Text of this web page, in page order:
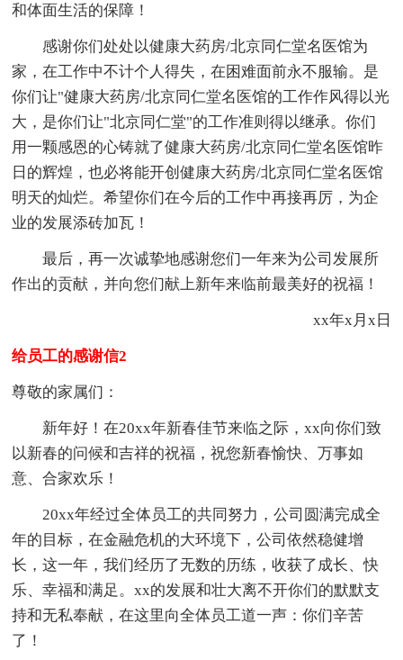
和体面生活的保障！
感谢你们处处以健康大药房/北京同仁堂名医馆为
家，在工作中不计个人得失，在困难面前永不服输。是
你们让"健康大药房/北京同仁堂名医馆的工作作风得以光
大，是你们让"北京同仁堂"的工作准则得以继承。你们
用一颗感恩的心铸就了健康大药房/北京同仁堂名医馆昨
日的辉煌，也必将能开创健康大药房/北京同仁堂名医馆
明天的灿烂。希望你们在今后的工作中再接再厉，为企
业的发展添砖加瓦！
最后，再一次诚挚地感谢您们一年来为公司发展所
作出的贡献，并向您们献上新年来临前最美好的祝福！
xx年x月x日
给员工的感谢信2
尊敬的家属们：
新年好！在20xx年新春佳节来临之际，xx向你们致
以新春的问候和吉祥的祝福，祝您新春愉快、万事如
意、合家欢乐！
20xx年经过全体员工的共同努力，公司圆满完成全
年的目标，在金融危机的大环境下，公司依然稳健增
长，这一年，我们经历了无数的历练，收获了成长、快
乐、幸福和满足。xx的发展和壮大离不开你们的默默支
持和无私奉献，在这里向全体员工道一声：你们辛苦
了！